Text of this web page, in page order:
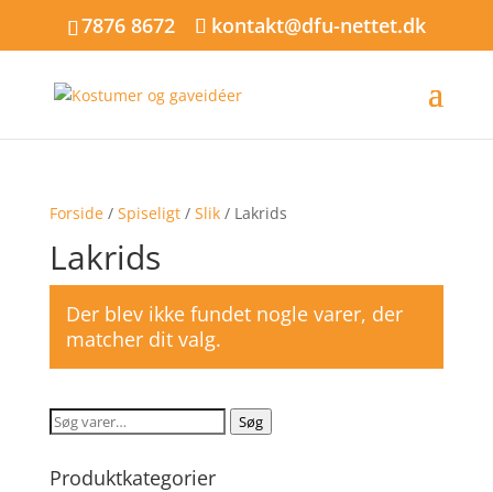
7876 8672 kontakt@dfu-nettet.dk
Forside/ Spiseligt/ Slik/ Lakrids
Lakrids
Der blev ikke fundet nogle varer, der
matcher dit valg.
Søg
Søg
Produktkategorier